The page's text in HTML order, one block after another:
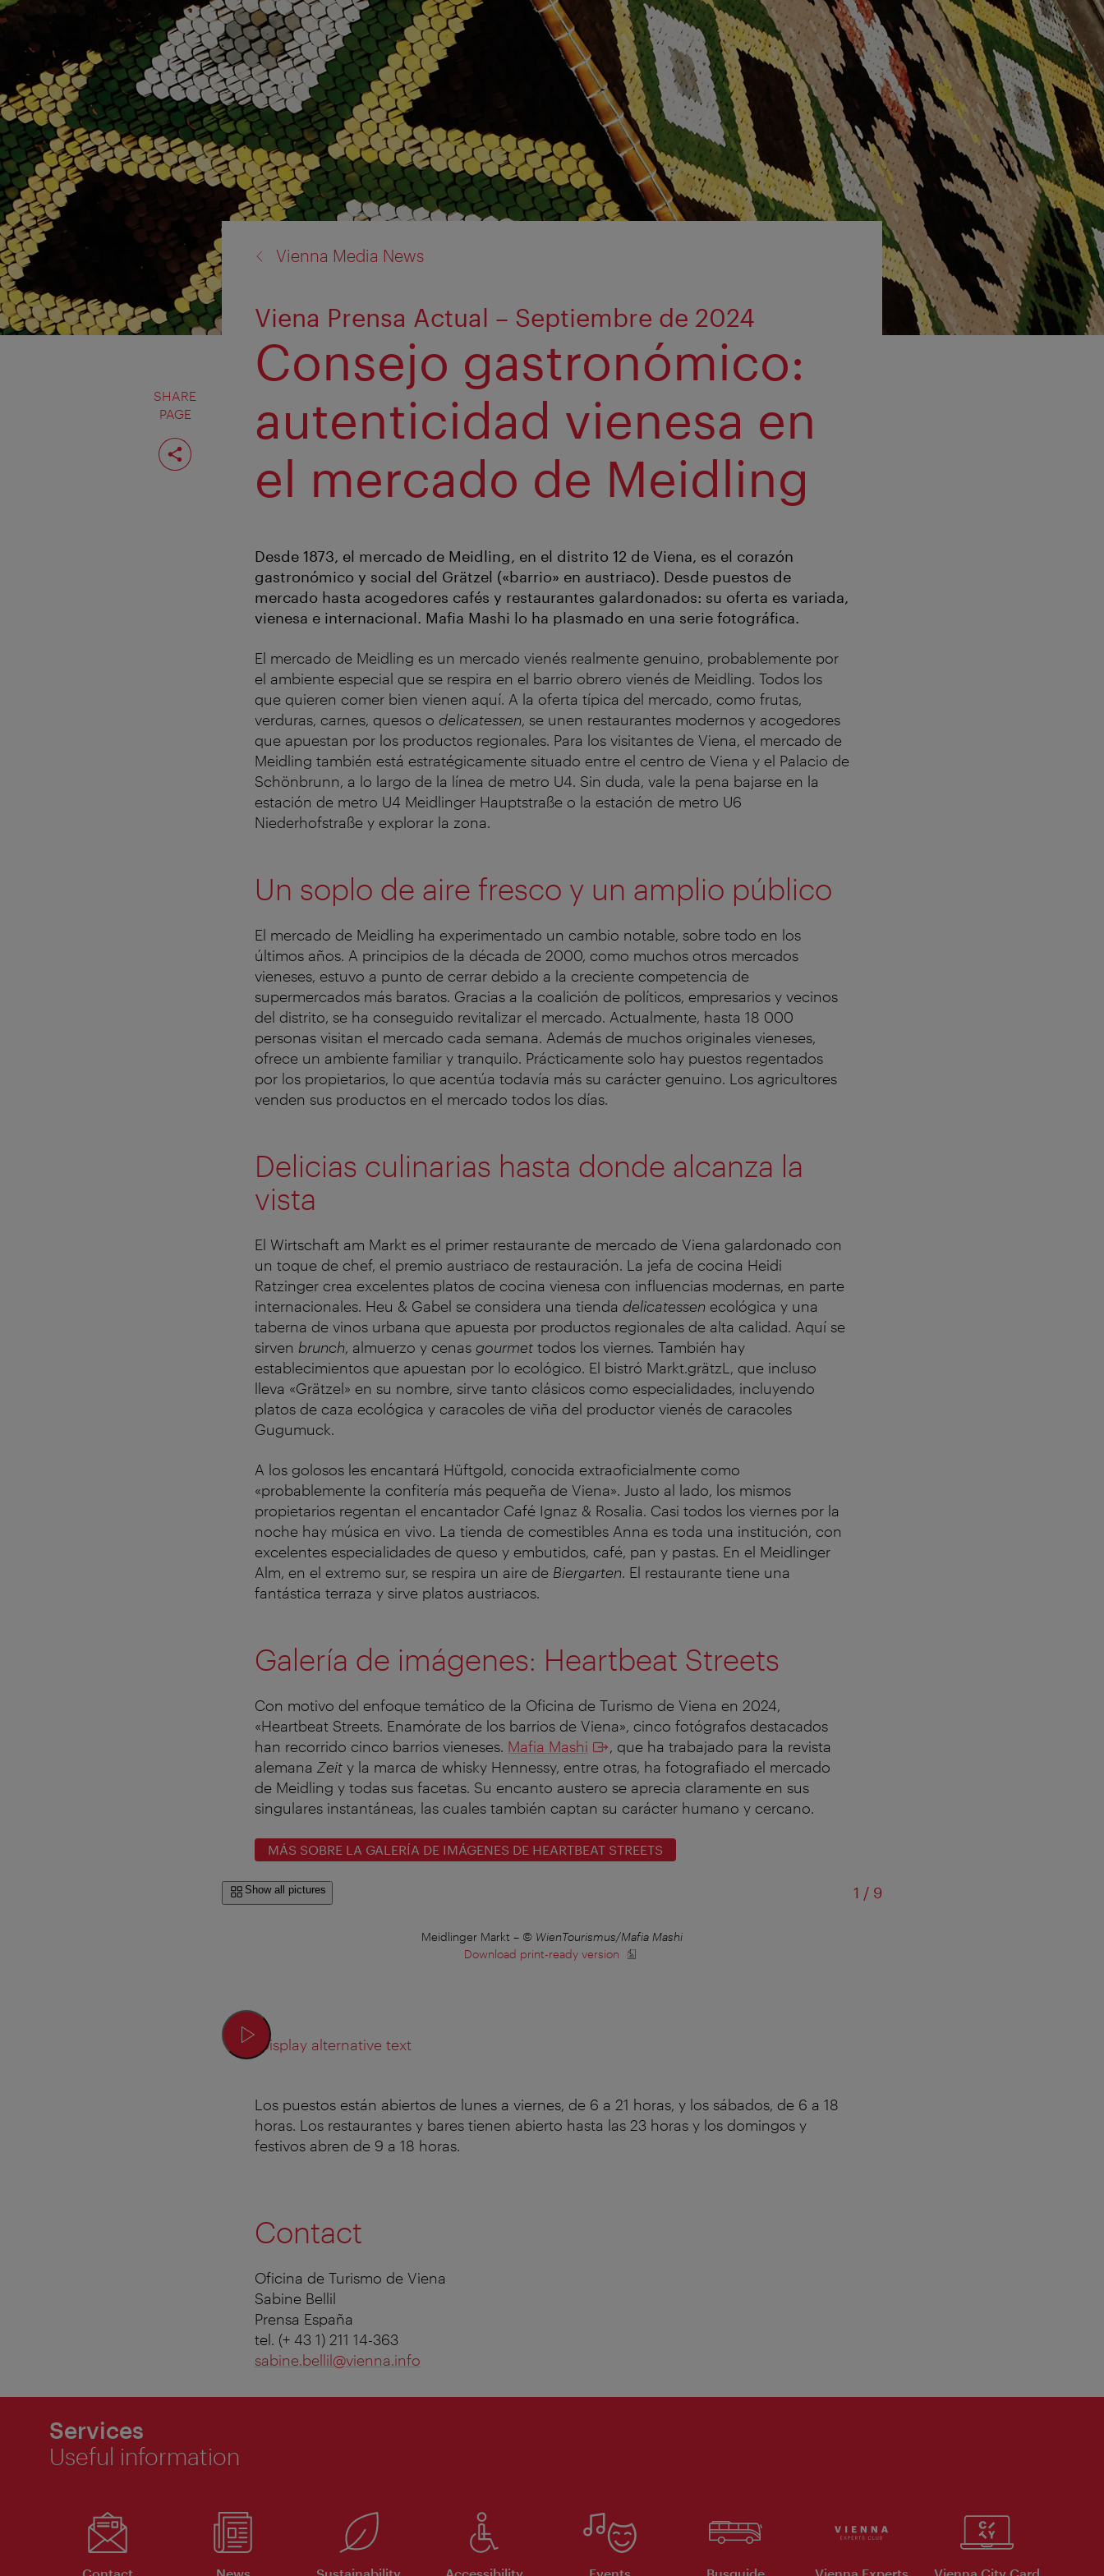
SHARE
PAGE
Share
page
Vienna Media News
Viena Prensa Actual – Septiembre de 2024
Consejo gastronómico:
autenticidad vienesa en
el mercado de Meidling
Desde 1873, el mercado de Meidling, en el distrito 12 de Viena, es el corazón
gastronómico y social del Grätzel («barrio» en austriaco). Desde puestos de
mercado hasta acogedores cafés y restaurantes galardonados: su oferta es variada,
vienesa e internacional. Mafia Mashi lo ha plasmado en una serie fotográfica.
El mercado de Meidling es un mercado vienés realmente genuino, probablemente por
el ambiente especial que se respira en el barrio obrero vienés de Meidling. Todos los
que quieren comer bien vienen aquí. A la oferta típica del mercado, como frutas,
verduras, carnes, quesos o delicatessen, se unen restaurantes modernos y acogedores
que apuestan por los productos regionales. Para los visitantes de Viena, el mercado de
Meidling también está estratégicamente situado entre el centro de Viena y el Palacio de
Schönbrunn, a lo largo de la línea de metro U4. Sin duda, vale la pena bajarse en la
estación de metro U4 Meidlinger Hauptstraße o la estación de metro U6
Niederhofstraße y explorar la zona.
Un soplo de aire fresco y un amplio público
El mercado de Meidling ha experimentado un cambio notable, sobre todo en los
últimos años. A principios de la década de 2000, como muchos otros mercados
vieneses, estuvo a punto de cerrar debido a la creciente competencia de
supermercados más baratos. Gracias a la coalición de políticos, empresarios y vecinos
del distrito, se ha conseguido revitalizar el mercado. Actualmente, hasta 18 000
personas visitan el mercado cada semana. Además de muchos originales vieneses,
ofrece un ambiente familiar y tranquilo. Prácticamente solo hay puestos regentados
por los propietarios, lo que acentúa todavía más su carácter genuino. Los agricultores
venden sus productos en el mercado todos los días.
Delicias culinarias hasta donde alcanza la
vista
El Wirtschaft am Markt es el primer restaurante de mercado de Viena galardonado con
un toque de chef, el premio austriaco de restauración. La jefa de cocina Heidi
Ratzinger crea excelentes platos de cocina vienesa con influencias modernas, en parte
internacionales. Heu & Gabel se considera una tienda delicatessen ecológica y una
taberna de vinos urbana que apuesta por productos regionales de alta calidad. Aquí se
sirven brunch, almuerzo y cenas gourmet todos los viernes. También hay
establecimientos que apuestan por lo ecológico. El bistró Markt.grätzL, que incluso
lleva «Grätzel» en su nombre, sirve tanto clásicos como especialidades, incluyendo
platos de caza ecológica y caracoles de viña del productor vienés de caracoles
Gugumuck.
A los golosos les encantará Hüftgold, conocida extraoficialmente como
«probablemente la confitería más pequeña de Viena». Justo al lado, los mismos
propietarios regentan el encantador Café Ignaz & Rosalia. Casi todos los viernes por la
noche hay música en vivo. La tienda de comestibles Anna es toda una institución, con
excelentes especialidades de queso y embutidos, café, pan y pastas. En el Meidlinger
Alm, en el extremo sur, se respira un aire de Biergarten. El restaurante tiene una
fantástica terraza y sirve platos austriacos.
Galería de imágenes: Heartbeat Streets
Con motivo del enfoque temático de la Oficina de Turismo de Viena en 2024,
«Heartbeat Streets. Enamórate de los barrios de Viena», cinco fotógrafos destacados
han recorrido cinco barrios vieneses. Mafia Mashi
, que ha trabajado para la revista
alemana Zeit y la marca de whisky Hennessy, entre otras, ha fotografiado el mercado
de Meidling y todas sus facetas. Su encanto austero se aprecia claramente en sus
singulares instantáneas, las cuales también captan su carácter humano y cercano.
MÁS SOBRE LA GALERÍA DE IMÁGENES DE HEARTBEAT STREETS
Show all pictures 1 /of
9
Meidlinger Markt – © WienTourismus/Mafia Mashi
Download print-ready version
Display alternative text
Los puestos están abiertos de lunes a viernes, de 6 a 21 horas, y los sábados, de 6 a 18
horas. Los restaurantes y bares tienen abierto hasta las 23 horas y los domingos y
festivos abren de 9 a 18 horas.
Contact
Oficina de Turismo de Viena
Sabine Bellil
Prensa España
tel. (+ 43 1) 211 14-363
sabine.bellil@vienna.info
Services
Useful information